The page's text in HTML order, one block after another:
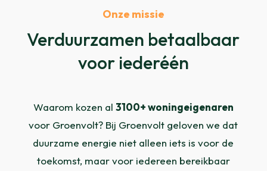
Onze missie
Verduurzamen betaalbaar
voor iederéén
Waarom kozen al 3100+ woningeigenaren
voor Groenvolt? Bij Groenvolt geloven we dat
duurzame energie niet alleen iets is voor de
toekomst, maar voor iedereen bereikbaar